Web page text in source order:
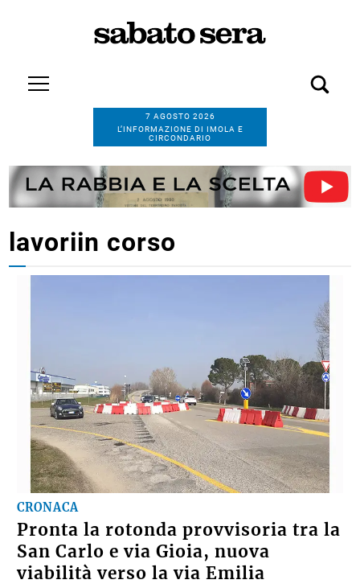
7 AGOSTO 2026
L’INFORMAZIONE DI IMOLA E
CIRCONDARIO
lavoriin corso
CRONACA
Pronta la rotonda provvisoria tra la
San Carlo e via Gioia, nuova
viabilità verso la via Emilia